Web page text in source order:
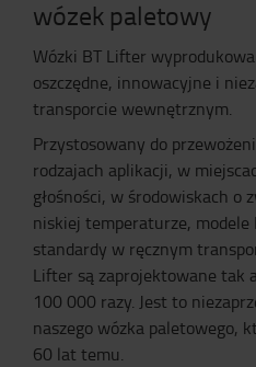
wózek paletowy
Wózki BT Lifter
oszczędne, innowacyjne i
transporcie wewnętrznym.
Przystosowany do
rodzajach aplikacji, w
głośności, w środowiskach o
niskiej temperaturze,
standardy w ręcznym
Lifter są zaprojektowane tak
100 000 razy. Jest to
naszego wózka paletowego,
60 lat temu.